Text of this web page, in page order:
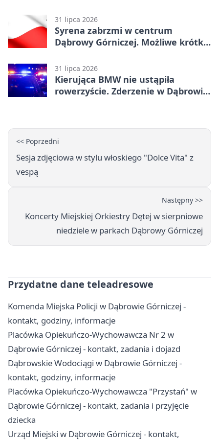
31 lipca 2026
Syrena zabrzmi w centrum
Dąbrowy Górniczej. Możliwe krótkie
31 lipca 2026
Kierująca BMW nie ustąpiła
rowerzyście. Zderzenie w Dąbrowie
<< Poprzedni
Sesja zdjęciowa w stylu włoskiego "Dolce Vita" z
vespą
Następny >>
Koncerty Miejskiej Orkiestry Dętej w sierpniowe
niedziele w parkach Dąbrowy Górniczej
Przydatne dane teleadresowe
Komenda Miejska Policji w Dąbrowie Górniczej -
kontakt, godziny, informacje
Placówka Opiekuńczo-Wychowawcza Nr 2 w
Dąbrowie Górniczej - kontakt, zadania i dojazd
Dąbrowskie Wodociągi w Dąbrowie Górniczej -
kontakt, godziny, informacje
Placówka Opiekuńczo-Wychowawcza "Przystań" w
Dąbrowie Górniczej - kontakt, zadania i przyjęcie
dziecka
Urząd Miejski w Dąbrowie Górniczej - kontakt,